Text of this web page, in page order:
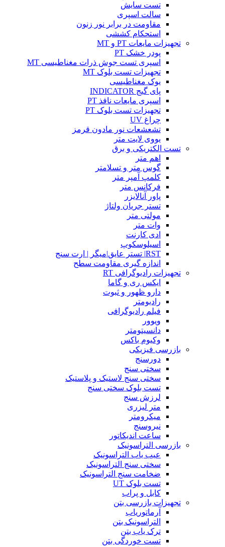
تست سایش
سالت اسپری
مقاومت در برابر نور زنون
استحکام کششی
تجهیزات مایعات PT و MT
پودر خشک PT
اسپری تست جوش ذرات مغناطیسی MT
تجهیزات تست بلوک MT
یوک مغناطیسی
پای گیج INDICATOR
اسپری مایعات نافذ PT
تجهیزات تست بلوک PT
چراغ UV
تشعشعات نور مادون قرمز
یووی لایت متر
تست الکتریکی و برق
اهم متر
گوس متر و تسلامتر
کلمپ آمپر متر
فرکانس متر
پاور آنالایزر
تستر جریان ولتاژ
مولتی متر
وات متر
ادی کارنت
اسیلوسکوپ
RST| تستر عایق|میگر | ارت سنج
اندازه گیری مقاومت سطح
تجهیزات رادیوگرافی RT
ایکس ری و گاما
دارو ظهور و ثبوت
رادیومتر
فیلم رادیوگرافی
ویوور
دانسیتومتر
وکیوم باکس
بازرسی فیزیکی
دورسنج
سختی سنج
سختی سنج لاستیک و پلاستیک
تست بلوک سختی سنج
لرزش سنج
متر لیزری
میکرومتر
نیروسنج
ساعت اندیکاتور
بازرسی التراسونیک
عیب یاب التراسونیک
سختی سنج التراسونیک
ضخامت سنج التراسونیک
تست بلوک UT
کابل و پراب
تجهیزات بازرسی بتن
آرماتوریاب
التراسونیک بتن
ترک یاب بتن
تست خوردگی بتن